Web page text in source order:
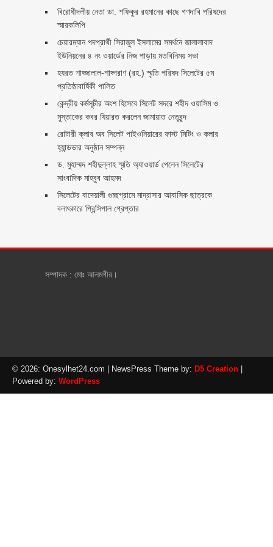
বিরোধীদলীয় নেতা ডা. শফিকুর রহমানের কাছে গণদাবি পরিষদের
স্মারকলিপি ‎
চেয়ারম্যান পদপ্রার্থী সিরাজুল ইসলামের সমর্থনে জালালাবাদ
ইউনিয়নের ৪ নং ওয়ার্ডের নিজ পাড়ায় মতবিনিময় সভা
হযরত শাহ্জালাল-শাহ্পরাণ (রহ.) স্মৃতি পরিষদ সিলেটের ৫ম
প্রতিষ্ঠাবার্ষিকী পালিত ‎​
কেন্দ্রীয় কর্মসূচীর অংশ হিসেবে সিলেট সদরে শহীদ ওয়াসিম ও
মুস্তাকের কবর যিয়ারত করলেন জামায়াত নেতৃবৃন্দ ‎
রোটারী ক্লাব অব সিলেট পাইওনিয়ারের ফাস্ট মিটিং ও কলার
হ্যান্ডভার অনুষ্ঠান সম্পন্ন
ড. মুহাম্মদ শহীদুল্লাহ স্মৃতি অ্যাওয়ার্ড পেলেন সিলেটের
সাংবাদিক মাহবুব আহমদ
সিলেটের বাদেয়ালী গুচ্ছগ্রামে মাদ্রাসার আবাসিক ছাত্রকে
বলাৎকারে প্রিন্সিপাল গ্রেপ্তার ‎
সম্পাদক : মোঃ আলমগীর।
© 2026: Onesylhet24.com | NewsPress Theme by: D5 Creation
Powered by: WordPress